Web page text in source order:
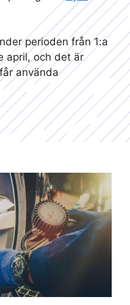
perioden från 1:a
april, och det är
använda